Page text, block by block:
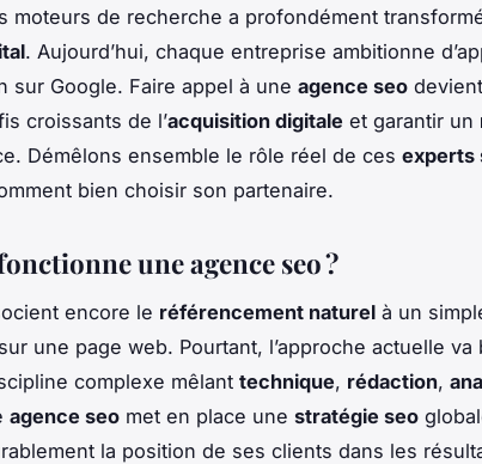
moteurs de recherche a profondément
. Aujourd’hui, chaque entreprise ambitionne
sur Google. Faire appel à une agence seo
croissants de l’acquisition digitale et garantir un
Démêlons ensemble le rôle réel de ces experts
bien choisir son partenaire.
une agence seo ?
encore le référencement naturel à un
une page web. Pourtant, l’approche actuelle va
complexe mêlant technique, rédaction,
agence seo met en place une stratégie seo
la position de ses clients dans les